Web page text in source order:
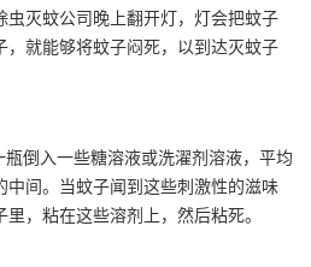
虫灭蚊公司晚上翻开灯，灯会把蚊子
，就能够将蚊子闷死，以到达灭蚊子
倒入一些糖溶液或洗濯剂溶液，平均
中间。当蚊子闻到这些刺激性的滋味
，粘在这些溶剂上，然后粘死。